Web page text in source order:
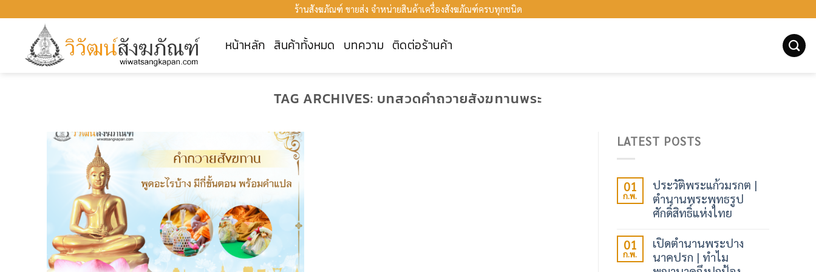
เนื้อหา
ร้านสังฆภัณฑ์ ขายส่ง จำหน่ายสินค้าเครื่องสังฆภัณฑ์ครบทุกชนิด
หน้าหลัก สินค้าทั้งหมด บทความ ติดต่อร้านค้า
TAG ARCHIVES: บทสวดคำถวายสังฆทานพระ
LATEST POSTS
01
ก.พ.
ประวัติพระแก้วมรกต |
ตำนานพระพุทธรูป
ศักดิ์สิทธิ์แห่งไทย
01
ก.พ.
เปิดตำนานพระปาง
นาคปรก | ทำไม